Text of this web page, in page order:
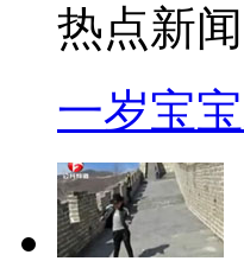
热点新闻
一岁宝